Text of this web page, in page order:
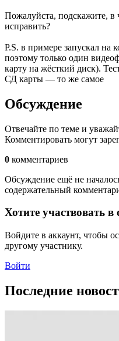
Пожалуйста, подскажите,
исправить?
P.S. в примере запускал на
поэтому только один
карту на жёсткий диск).
СД карты — то же самое
Обсуждение
Отвечайте по теме и
Комментировать могут
0 комментариев
Обсуждение ещё не
содержательный
Хотите участвовать в
Войдите в аккаунт, чтобы
другому участнику.
Войти
Последние